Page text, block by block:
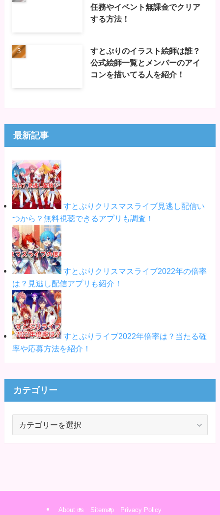
任務やイベント無課金でクリア
する方法！
すとぷりのイラスト絵師は誰？
公式絵師一覧とメンバーのアイ
コンを描いてる人を紹介！
最新記事
すとぷりクリスマスライブ見逃し配信い
つから？無料視聴できるアプリも調査！
すとぷりクリスマスライブ2022年の倍率
は？見逃し配信アプリも紹介！
すとぷりライブ2022年倍率は？当たる確
率や応募方法を紹介！
カテゴリー
About us Sitemap Privacy Policy